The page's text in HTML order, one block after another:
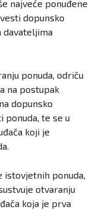
najveće ponuđene
dopunsko
davateljima
ponuda, odriču
na postupak
dopunsko
ponuda, te se u
koji je
istovjetnih ponuda,
otvaranju
koja je prva